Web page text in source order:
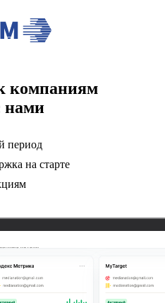
компаниям
нами
период
на старте